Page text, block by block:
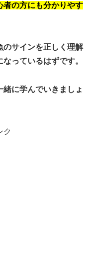
者の方にも分かりやす
のサインを正しく理解
っているはずです。
に学んでいきましょ
ク